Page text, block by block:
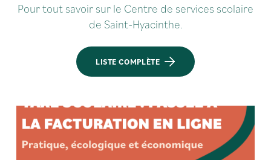
Pour tout savoir sur le Centre de services scolaire
de Saint-Hyacinthe.
LISTE COMPLÈTE